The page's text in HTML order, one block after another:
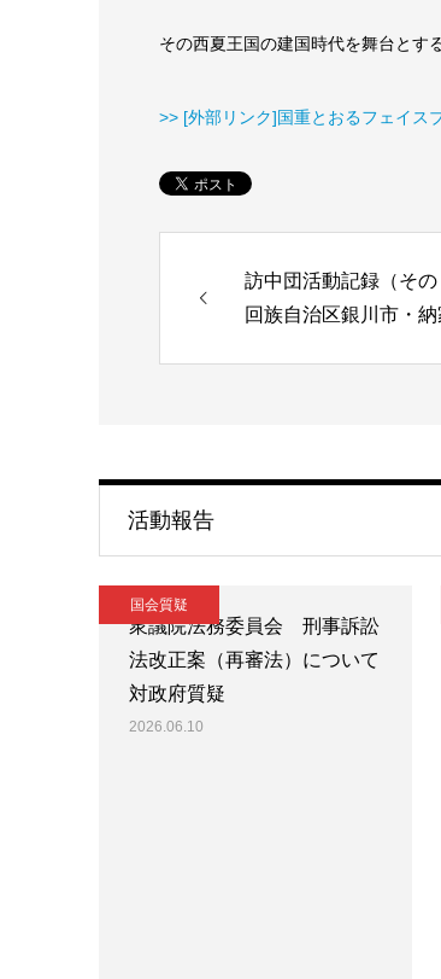
その西夏王国の建国時代を舞台とす
>> [外部リンク]国重とおるフェイス
訪中団活動記録（そ
回族自治区銀川市・
活動報告
国会質疑
衆議院法務委員会 刑事訴訟
法改正案（再審法）について
対政府質疑
2026.06.10